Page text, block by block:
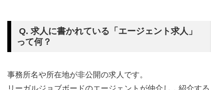
Q. 求人に書かれている「エージェント求人」
って何？
事務所名や所在地が非公開の求人です。
リーガルジョブボードのエージェントが仲介し，紹介する